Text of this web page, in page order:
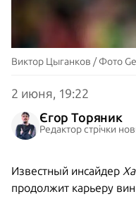
Виктор Цыганков / Фото
2 июня, 19:22
Єгор Торяник
Редактор стрічки
Известный инсайдер
продолжит карьеру